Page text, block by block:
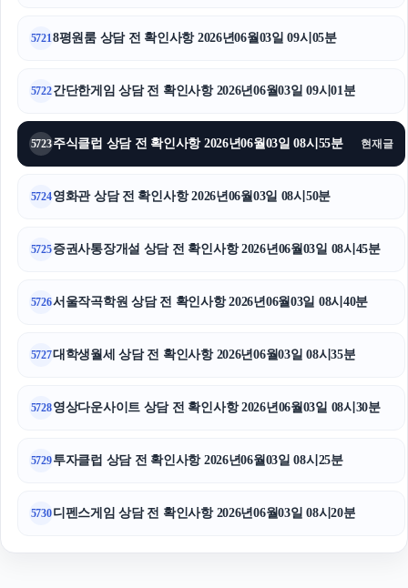
5721 8평원룸 상담 전 확인사항 2026년06월03일 09시05분
5722간단한게임 상담 전 확인사항 2026년06월03일 09시01분
5723주식클럽 상담 전 확인사항 2026년06월03일 08시55분 현재글
5724영화관 상담 전 확인사항 2026년06월03일 08시50분
5725증권사통장개설 상담 전 확인사항 2026년06월03일 08시45분
5726서울작곡학원 상담 전 확인사항 2026년06월03일 08시40분
5727대학생월세 상담 전 확인사항 2026년06월03일 08시35분
5728영상다운사이트 상담 전 확인사항 2026년06월03일 08시30분
5729투자클럽 상담 전 확인사항 2026년06월03일 08시25분
5730디펜스게임 상담 전 확인사항 2026년06월03일 08시20분